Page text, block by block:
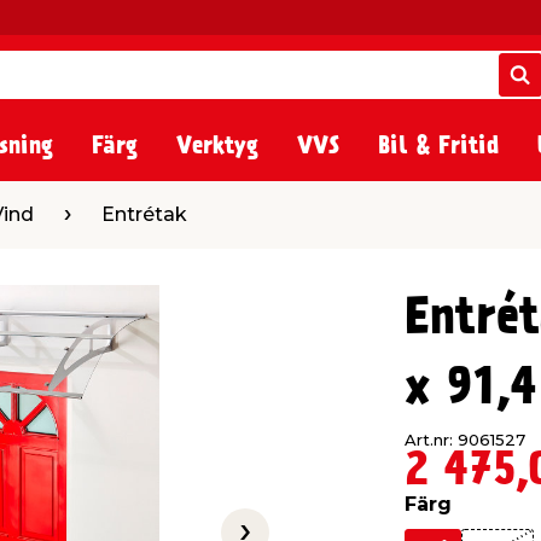
Färg Verktyg VVS Bil & Fritid
Entrétak
x
Art.nr: 9061527
2
Färg